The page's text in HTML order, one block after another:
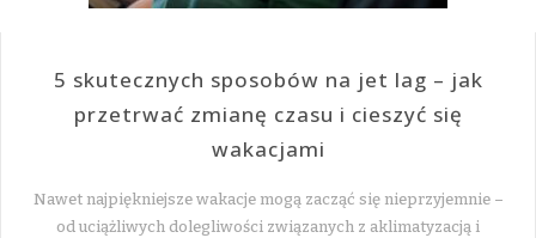
5 skutecznych sposobów na jet lag – jak
przetrwać zmianę czasu i cieszyć się
wakacjami
Nawet najpiękniejsze wakacje mogą zacząć się nieprzyjemnie –
od uciążliwych dolegliwości związanych z aklimatyzacją i